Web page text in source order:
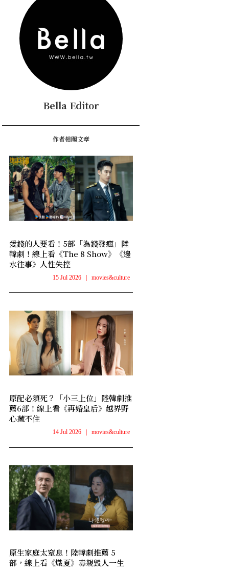
Bella Editor
作者相關文章
愛錢的人要看！5部「為錢發瘋」陸
韓劇！線上看《The 8 Show》《邊
水往事》人性失控
15 Jul 2026 | movies&culture
原配必須死？「小三上位」陸韓劇推
薦6部！線上看《再婚皇后》越界野
心藏不住
14 Jul 2026 movies&culture
原生家庭太窒息！陸韓劇推薦 5
部，線上看《熾夏》毒親毀人一生